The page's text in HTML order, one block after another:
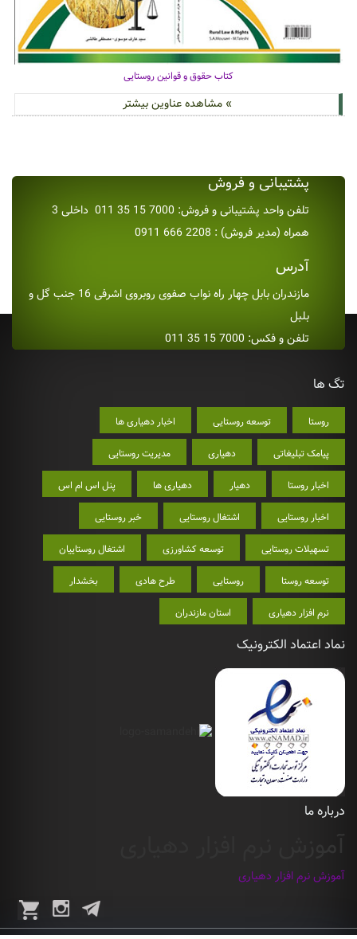
کتاب حقوق و قوانین روستایی
» مشاهده عناوین بیشتر
پشتیبانی و فروش
تلفن واحد پشتیبانی و فروش: 7000 15 35 011 داخلی 3
همراه (مدیر فروش) : 2208 666 0911
آدرس
مازندران بابل چهار راه نواب صفوی روبروی اشرفی 16 جنب گل و
بلبل
تلفن و فکس: 7000 15 35 011
تگ ها
روستا توسعه روستایی اخبار دهیاری ها
پیامک تبلیغاتی دهیاری مدیریت روستایی
اخبار روستا دهیار دهیاری ها پنل اس ام اس
اخبار روستایی اشتغال روستایی خبر روستایی
تسهیلات روستایی توسعه کشاورزی اشتغال روستاییان
توسعه روستا روستایی طرح هادی بخشدار
نرم افزار دهیاری استان مازندران
نماد اعتماد الکترونیک
درباره ما
آموزش نرم افزار دهیاری